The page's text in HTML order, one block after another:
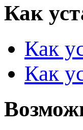
Как
Как
Как